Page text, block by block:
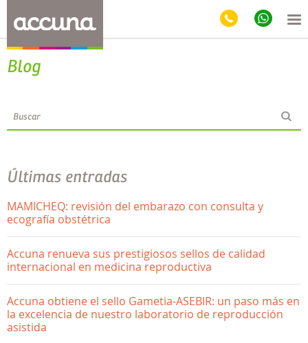
Blog
Últimas entradas
MAMICHEQ: revisión del embarazo con consulta y
ecografía obstétrica
Accuna renueva sus prestigiosos sellos de calidad
internacional en medicina reproductiva
Accuna obtiene el sello Gametia-ASEBIR: un paso más en
la excelencia de nuestro laboratorio de reproducción
asistida